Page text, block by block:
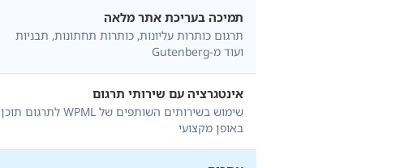
תמיכה בעריכת אתר מלאה
תרגום כותרות עליונות, כותרות תחתונות, תבניות
ועוד מ-Gutenberg
אינטגרציה עם שירותי תרגום
שימוש בשירותים השותפים של WPML לתרגום תוכן
באופן מקצועי